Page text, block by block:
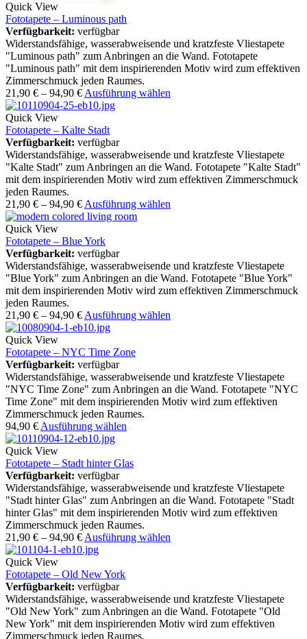
Quick View
Fototapete – Luminous path
Verfügbarkeit: verfügbar
Widerstandsfähige, wasserabweisende und kratzfeste Vliestapete
"Luminous path" zum Anbringen an die Wand. Fototapete
"Luminous path" mit dem inspirierenden Motiv wird zum effektiven
Zimmerschmuck jeden Raumes.
21,90 € – 94,90 € Ausführung wählen
Quick View
Fototapete – Kalte Stadt
Verfügbarkeit: verfügbar
Widerstandsfähige, wasserabweisende und kratzfeste Vliestapete
"Kalte Stadt" zum Anbringen an die Wand. Fototapete "Kalte Stadt"
mit dem inspirierenden Motiv wird zum effektiven Zimmerschmuck
jeden Raumes.
21,90 € – 94,90 € Ausführung wählen
Quick View
Fototapete – Blue York
Verfügbarkeit: verfügbar
Widerstandsfähige, wasserabweisende und kratzfeste Vliestapete
"Blue York" zum Anbringen an die Wand. Fototapete "Blue York"
mit dem inspirierenden Motiv wird zum effektiven Zimmerschmuck
jeden Raumes.
21,90 € – 94,90 € Ausführung wählen
Quick View
Fototapete – NYC Time Zone
Verfügbarkeit: verfügbar
Widerstandsfähige, wasserabweisende und kratzfeste Vliestapete
"NYC Time Zone" zum Anbringen an die Wand. Fototapete "NYC
Time Zone" mit dem inspirierenden Motiv wird zum effektiven
Zimmerschmuck jeden Raumes.
94,90 € Ausführung wählen
Quick View
Fototapete – Stadt hinter Glas
Verfügbarkeit: verfügbar
Widerstandsfähige, wasserabweisende und kratzfeste Vliestapete
"Stadt hinter Glas" zum Anbringen an die Wand. Fototapete "Stadt
hinter Glas" mit dem inspirierenden Motiv wird zum effektiven
Zimmerschmuck jeden Raumes.
21,90 € – 94,90 € Ausführung wählen
Quick View
Fototapete – Old New York
Verfügbarkeit: verfügbar
Widerstandsfähige, wasserabweisende und kratzfeste Vliestapete
"Old New York" zum Anbringen an die Wand. Fototapete "Old
New York" mit dem inspirierenden Motiv wird zum effektiven
Zimmerschmuck jeden Raumes.